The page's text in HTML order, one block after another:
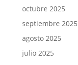
octubre 2025
septiembre 2025
agosto 2025
julio 2025